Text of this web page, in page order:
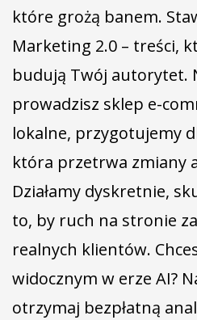
które grożą banem.
Marketing 2.0 – treści,
budują Twój autorytet.
prowadzisz sklep e-
lokalne, przygotujemy
która przetrwa zmiany
Działamy dyskretnie,
to, by ruch na stronie
realnych klientów.
widocznym w erze AI?
otrzymaj bezpłatną